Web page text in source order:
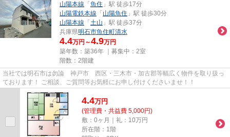
山陽本線 「 魚住 」駅 徒歩17分
山陽電鉄本線 「 山陽魚住 」駅 徒歩30分
山陽本線 「 土山 」駅 徒歩37分
兵庫県明石市魚住町清水
4.4万円～4.9万円
築年数：築36年 ｜募集中： 2室
階数：2階建
当社では明石市は勿論 神戸市 西区・三木市・加古郡等幅広く物件を取り扱っ
ております！ ご相談、ご質問等お気軽にお申し付けくださいませ！！
4.4万円
(管理費・共益費 5,000円)
敷：0ヶ月｜礼：10万円
所在階：1階